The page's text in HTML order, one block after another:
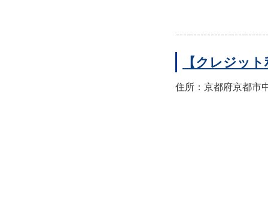
【クレジッ
住所：京都府京都市